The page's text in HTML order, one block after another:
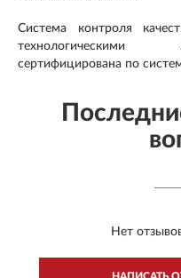
Система контроля
технологическими
сертифицирована по
Нет